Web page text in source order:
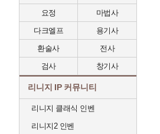
요정
마법사
다크엘프
용기사
환술사
전사
검사
창기사
리니지 IP 커뮤니티
리니지 클래식 인벤
리니지2 인벤